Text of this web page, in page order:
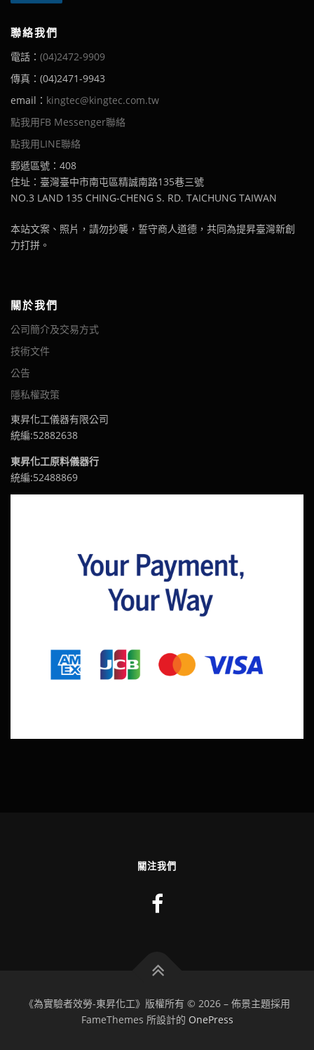
聯絡我們
電話： (04)2472-9909
傳真：(04)2471-9943
email： kingtec@kingtec.com.tw
點我用FB Messenger聯絡
點我用LINE聯絡
郵遞區號：408
住址：臺灣臺中市南屯區精誠南路135巷三號
NO.3 LAND 135 CHING-CHENG S. RD. TAICHUNG TAIWAN
本站文案、照片，請勿抄襲，誓守商人道德，共同為提昇臺灣新創
力打拼。
關於我們
公司簡介及交易方式
技術文件
公告
隱私權政策
東昇化工儀器有限公司
統編:52882638
東昇化工原料儀器行
統編:52488869
關注我們
《為實驗者效勞-東昇化工》版權所有 © 2026 – 佈景主題採用
FameThemes 所設計的 OnePress